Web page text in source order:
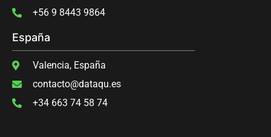
‭+56 9 8443 9864‬
España
Valencia, España
contacto@dataqu.es
+34 663 74 58 74